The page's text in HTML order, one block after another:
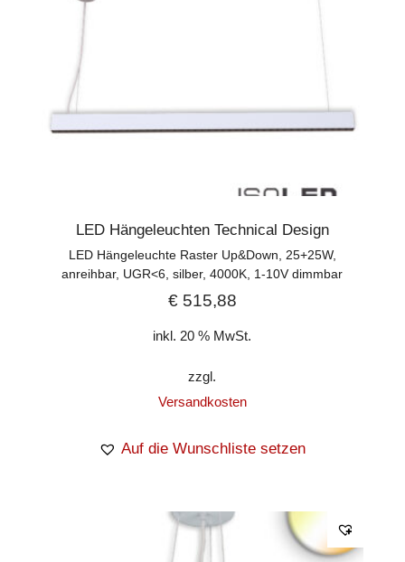
LED Hängeleuchten Technical Design
LED Hängeleuchte Raster Up&Down, 25+25W,
anreihbar, UGR<6, silber, 4000K, 1-10V dimmbar
€515,88
inkl. 20 % MwSt.
zzgl.
Versandkosten
Auf die Wunschliste setzen